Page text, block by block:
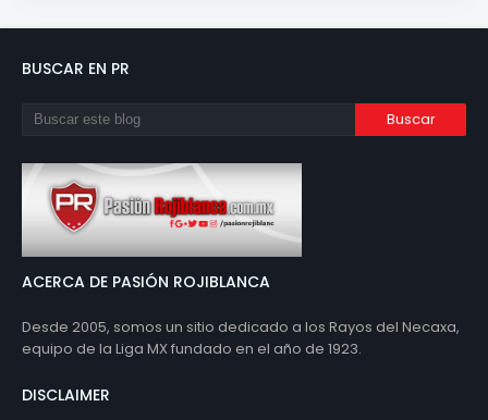
BUSCAR EN PR
ACERCA DE PASIÓN ROJIBLANCA
Desde 2005, somos un sitio dedicado a los Rayos del Necaxa,
equipo de la Liga MX fundado en el año de 1923.
DISCLAIMER